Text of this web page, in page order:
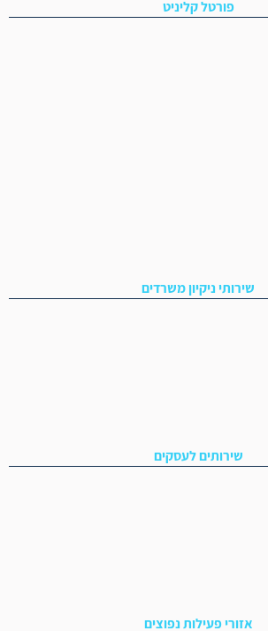
פורטל קליניט
שירותי ניקיון משרדים
שירותים לעסקים
אזורי פעילות נפוצים